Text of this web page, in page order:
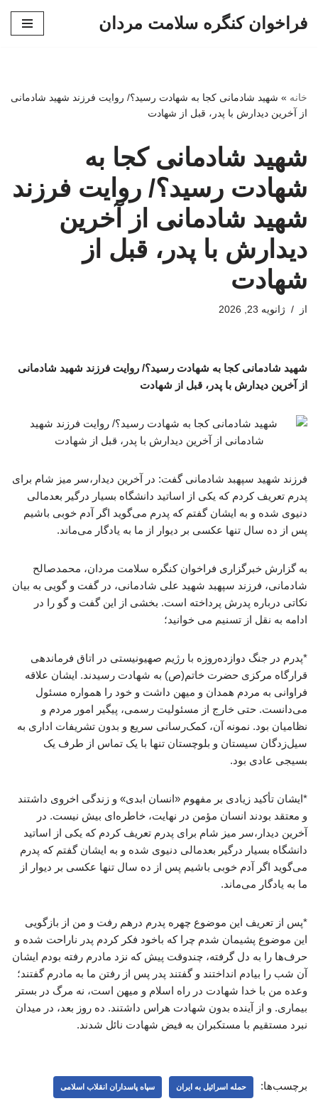
فراخوان کنگره سلامت مردان
خانه » شهید شادمانی کجا به شهادت رسید؟/ روایت فرزند شهید شادمانی
از آخرین دیدارش با پدر، قبل از شهادت
شهید شادمانی کجا به
شهادت رسید؟/ روایت فرزند
شهید شادمانی از آخرین
دیدارش با پدر، قبل از
شهادت
از ژانویه 23, 2026
شهید شادمانی کجا به شهادت رسید؟/ روایت فرزند شهید شادمانی
از آخرین دیدارش با پدر، قبل از شهادت
فرزند شهید سپهبد شادمانی گفت: در آخرین دیدار،سر میز شام برای
پدرم تعریف کردم که یکی از اساتید دانشگاه بسیار درگیر بعدمالی
دنیوی شده و به ایشان گفتم که پدرم می‌گوید اگر آدم خوبی باشیم
پس از ده سال تنها عکسی بر دیوار از ما به یادگار می‌ماند.
به گزارش خبرگزاری فراخوان کنگره سلامت مردان، محمدصالح
شادمانی، فرزند سپهبد شهید علی شادمانی، در گفت و گویی به بیان
نکاتی درباره پدرش پرداخته است. بخشی از این گفت و گو را در
ادامه به نقل از تسنیم می خوانید؛
*پدرم در جنگ دوازده‌روزه با رژیم صهیونیستی در اتاق فرماندهی
قرارگاه مرکزی حضرت خاتم(ص) به شهادت رسیدند. ایشان علاقه‌
فراوانی به مردم همدان و میهن داشت و خود را همواره مسئول
می‌دانست. حتی خارج از مسئولیت رسمی، پیگیر امور مردم و
نظامیان بود. نمونه آن، کمک‌رسانی سریع و بدون تشریفات اداری به
سیل‌زدگان سیستان و بلوچستان تنها با یک تماس از طرف یک
بسیجی عادی بود.
*ایشان تأکید زیادی بر مفهوم «انسان ابدی» و زندگی اخروی داشتند
و معتقد بودند انسان مؤمن در نهایت، خاطره‌ای بیش نیست. در
آخرین دیدار،سر میز شام برای پدرم تعریف کردم که یکی از اساتید
دانشگاه بسیار درگیر بعدمالی دنیوی شده و به ایشان گفتم که پدرم
می‌گوید اگر آدم خوبی باشیم پس از ده سال تنها عکسی بر دیوار از
ما به یادگار می‌ماند.
*پس از تعریف این موضوع چهره پدرم درهم رفت و من از بازگویی
این موضوع پشیمان شدم چرا که باخود فکر کردم پدر ناراحت شده و
حرف‌ها را به دل گرفته، چندوقت پیش که نزد مادرم رفته بودم ایشان
آن شب را بیادم انداختند و گفتند پدر پس از رفتن ما به مادرم گفتند؛
وعده من با خدا شهادت در راه اسلام و میهن است، نه مرگ در بستر
بیماری. و از آینده بدون شهادت هراس داشتند. ده روز بعد، در میدان
نبرد مستقیم با مستکبران به فیض شهادت نائل شدند.
برچسب‌ها: حمله اسرائیل به ایران سپاه پاسداران انقلاب اسلامی